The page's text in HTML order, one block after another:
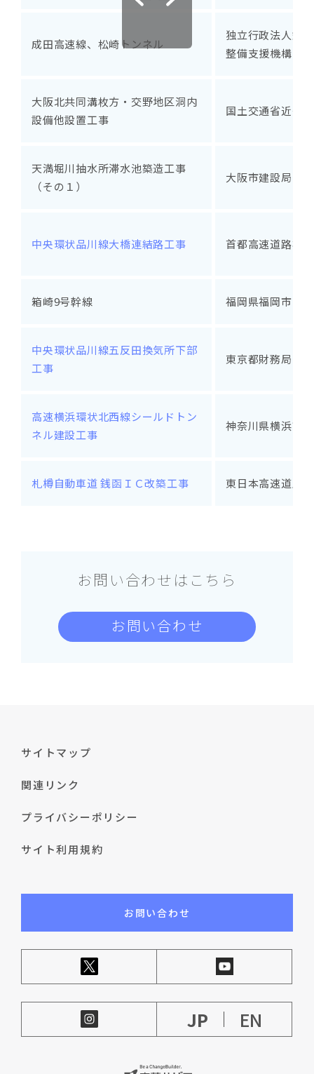
成田高速線、松崎トンネル
独立行政法人鉄
整備支援機構
大阪北共同溝枚方・交野地区洞内
設備他設置工事
国土交通省近畿
天満堀川抽水所滞水池築造工事
（その１）
大阪市建設局
中央環状品川線大橋連結路工事 首都高速道路株
箱崎9号幹線 福岡県福岡市
中央環状品川線五反田換気所下部
工事
東京都財務局
高速横浜環状北西線シールドトン
ネル建設工事
神奈川県横浜市
札樽自動車道 銭函ＩＣ改築工事 東日本高速道路
お問い合わせはこちら
お問い合わせ
サイトマップ
関連リンク
プライバシーポリシー
サイト利用規約
お問い合わせ
JP EN